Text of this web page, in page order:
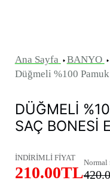
Ana Sayfa BANYO
Düğmeli %100
DÜĞMELI
SAÇ BONESI
İNDİRİMLİ FİYAT
210.00TL
Normal